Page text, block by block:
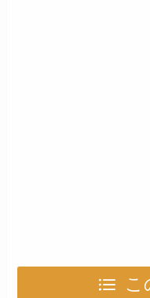
こ